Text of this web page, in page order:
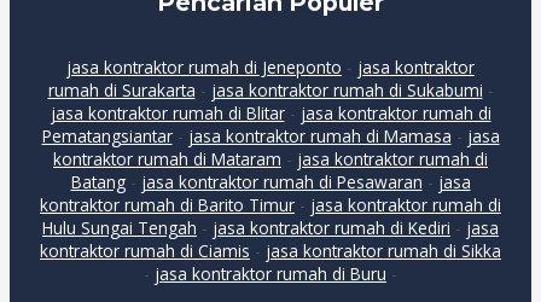
jasa kontraktor rumah di Jeneponto - jasa kontraktor
rumah di Surakarta - jasa kontraktor rumah di Sukabumi -
jasa kontraktor rumah di Blitar- jasa kontraktor rumah di
Pematangsiantar- jasa kontraktor rumah di Mamasa - jasa
kontraktor rumah di Mataram - jasa kontraktor rumah di
Batang- jasa kontraktor rumah di Pesawaran - jasa
kontraktor rumah di Barito Timur - jasa kontraktor rumah di
Hulu Sungai Tengah - jasa kontraktor rumah di Kediri - jasa
kontraktor rumah di Ciamis - jasa kontraktor rumah di Sikka
- jasa kontraktor rumah di Buru -